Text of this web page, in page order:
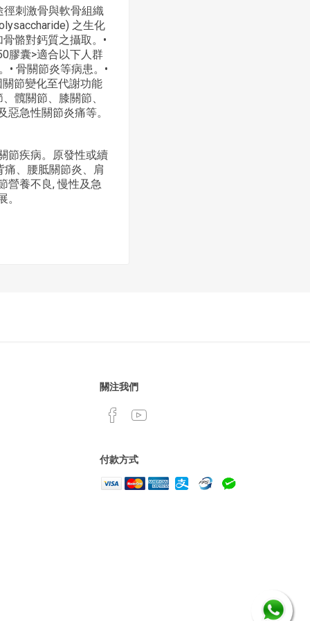
刺激骨與軟骨組織
之生化
骼對鈣質之攝取。•
膠囊>適合以下人群
• 骨關節炎等病患。•
節變化至代謝功能
髖關節、膝關節、
急性關節炎痛等。
節疾病。原發性或續
、腰胝關節炎、肩
營養不良, 慢性及急
關注我們
付款方式